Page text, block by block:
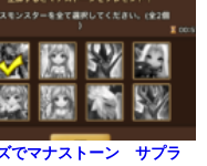
でマナストーン サプラ